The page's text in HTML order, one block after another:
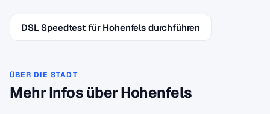
DSL Speedtest für Hohenfels durchführen
ÜBER DIE STADT
Mehr Infos über Hohenfels